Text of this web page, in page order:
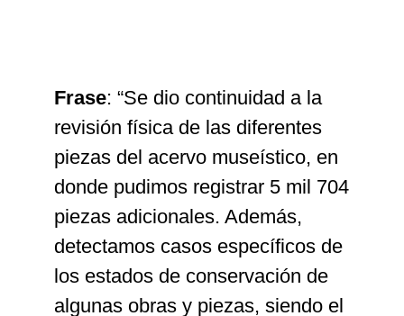
Frase: “Se dio continuidad a la
revisión física de las diferentes
piezas del acervo museístico, en
donde pudimos registrar 5 mil 704
piezas adicionales. Además,
detectamos casos específicos de
los estados de conservación de
algunas obras y piezas, siendo el